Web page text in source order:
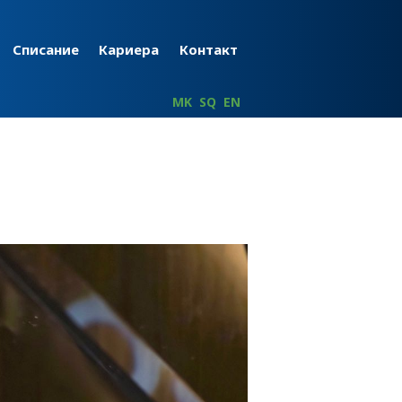
Списание Кариера Контакт
MK SQ EN